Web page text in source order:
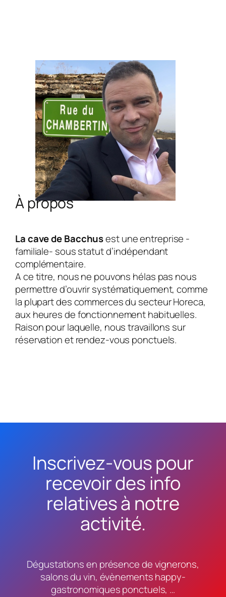
À propos
La cave de Bacchusest une entreprise -
familiale- sous statut d’indépendant
complémentaire.
A ce titre, nous ne pouvons hélas pas nous
permettre d’ouvrir systématiquement, comme
la plupart des commerces du secteur Horeca,
aux heures de fonctionnement habituelles.
Raison pour laquelle, nous travaillons sur
réservation et rendez-vous ponctuels.
Inscrivez-vous pour
recevoir des info
relatives à notre
activité.
Dégustations en présence de vignerons,
salons du vin, évènements happy-
gastronomiques ponctuels, …